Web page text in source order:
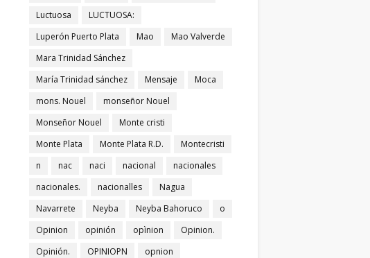
Luctuosa
LUCTUOSA:
Luperón Puerto Plata
Mao
Mao Valverde
Mara Trinidad Sánchez
María Trinidad sánchez
Mensaje
Moca
mons. Nouel
monseñor Nouel
Monseñor Nouel
Monte cristi
Monte Plata
Monte Plata R.D.
Montecristi
n
nac naci nacional
nacionales
nacionales.
nacionalles
Nagua
Navarrete
Neyba Neyba Bahoruco
o
Opinion
opinión opìnion
Opinion.
Opinión.
OPINIOPN
opnion